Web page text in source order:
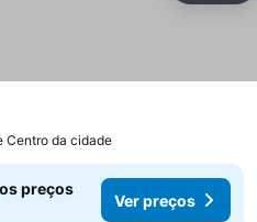
Centro da cidade
preços
Ver preços